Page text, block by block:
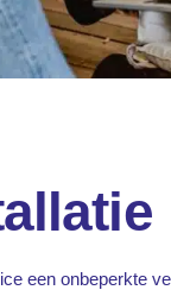
een onbeperkte